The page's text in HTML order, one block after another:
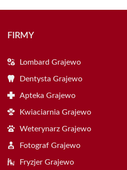
FIRMY
Lombard Grajewo
Dentysta Grajewo
Apteka Grajewo
Kwiaciarnia Grajewo
Weterynarz Grajewo
Fotograf Grajewo
Fryzjer Grajewo